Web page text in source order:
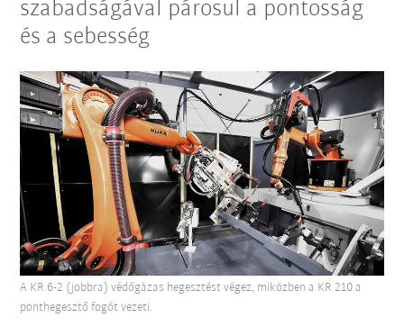
szabadságával párosul a pontosság
és a sebesség
A KR 6-2 (jobbra) védőgázas hegesztést végez, miközben a KR 210 a
ponthegesztő fogót vezeti.